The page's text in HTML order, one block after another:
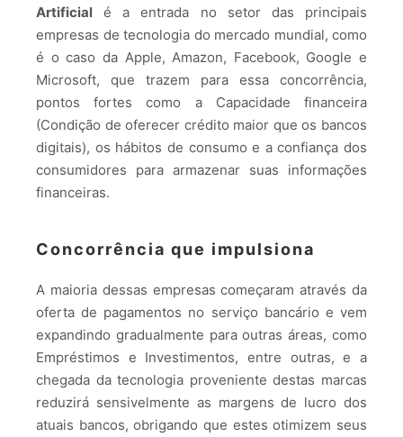
Artificial é a entrada no setor das principais
empresas de tecnologia do mercado mundial, como
é o caso da Apple, Amazon, Facebook, Google e
Microsoft, que trazem para essa concorrência,
pontos fortes como a Capacidade financeira
(Condição de oferecer crédito maior que os bancos
digitais), os hábitos de consumo e a confiança dos
consumidores para armazenar suas informações
financeiras.
Concorrência que impulsiona
A maioria dessas empresas começaram através da
oferta de pagamentos no serviço bancário e vem
expandindo gradualmente para outras áreas, como
Empréstimos e Investimentos, entre outras, e a
chegada da tecnologia proveniente destas marcas
reduzirá sensivelmente as margens de lucro dos
atuais bancos, obrigando que estes otimizem seus